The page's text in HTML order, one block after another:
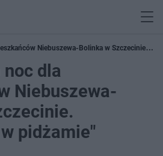
Niebuszewa-Bolinka w Szczecinie.
dla
Niebuszewa-
pidżamie"